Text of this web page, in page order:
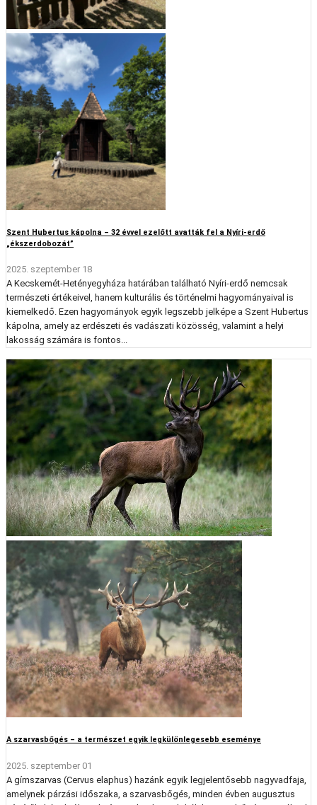
Szent Hubertus kápolna – 32 évvel ezelőtt avatták fel a Nyíri-erdő
„ékszerdobozát”
2025. szeptember 18
A Kecskemét-Hetényegyháza határában található Nyíri-erdő nemcsak
természeti értékeivel, hanem kulturális és történelmi hagyományaival is
kiemelkedő. Ezen hagyományok egyik legszebb jelképe a Szent Hubertus
kápolna, amely az erdészeti és vadászati közösség, valamint a helyi
lakosság számára is fontos...
A szarvasbőgés – a természet egyik legkülönlegesebb eseménye
2025. szeptember 01
A gímszarvas (Cervus elaphus) hazánk egyik legjelentősebb nagyvadfaja,
amelynek párzási időszaka, a szarvasbőgés, minden évben augusztus